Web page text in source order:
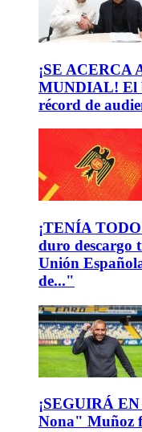
¡SE ACERCA
MUNDIAL! El
récord de
¡TENÍA
duro descargo
Unión
de..."
¡SEGUIRÁ
Nona" Muñoz